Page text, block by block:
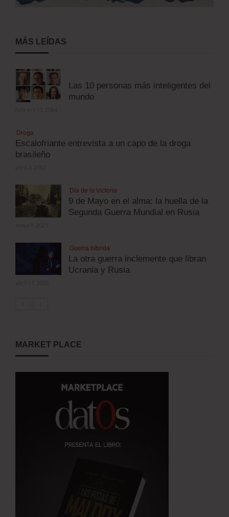
MÁS LEÍDAS
Las 10 personas más inteligentes del
mundo
Droga
Escalofriante entrevista a un capo de la droga
brasileño
Día de la Victoria
9 de Mayo en el alma: la huella de la
Segunda Guerra Mundial en Rusia
Guerra híbrida
La otra guerra inclemente que libran
Ucrania y Rusia
MARKET PLACE